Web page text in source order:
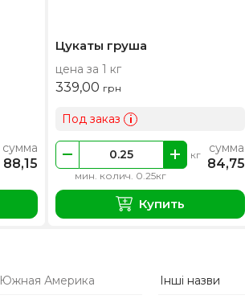
сумма
88,15
Цукаты груша
цена за 1 кг
339,00 грн
Под заказ i
мин. колич. 0.25кг
кг сумма
84,75
Купить
Южная Америка Інші назви